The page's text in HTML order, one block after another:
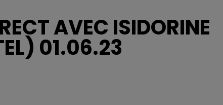
AVEC ISIDORINE
01.06.23